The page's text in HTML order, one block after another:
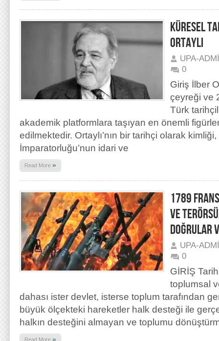
KÜRESEL
ORTAYLI
UPA-
0
Giriş İlber
çeyreği ve
Türk
akademik platformlara taşıyan en önemli
edilmektedir. Ortaylı’nın bir tarihçi olarak
İmparatorluğu’nun idari ve
Read More »
1789
VE
DOĞRULAR
UPA-
0
GİRİŞ
toplumsal
dahası ister devlet, isterse toplum tarafından
büyük ölçekteki hareketler halk desteği ile
halkın desteğini almayan ve toplumu
Read More »